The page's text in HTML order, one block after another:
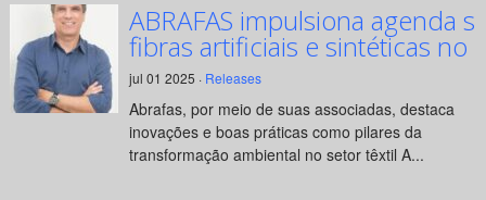
ABRAFAS impulsiona agenda
fibras artificiais e sintéticas no
jul 01 2025 · Releases
Abrafas, por meio de suas associadas, destaca
inovações e boas práticas como pilares da
transformação ambiental no setor têxtil A...